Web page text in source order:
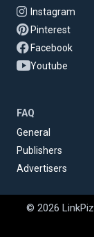
Instagram
Pinterest
Facebook
Youtube
FAQ
General
Publishers
Advertisers
© 2026